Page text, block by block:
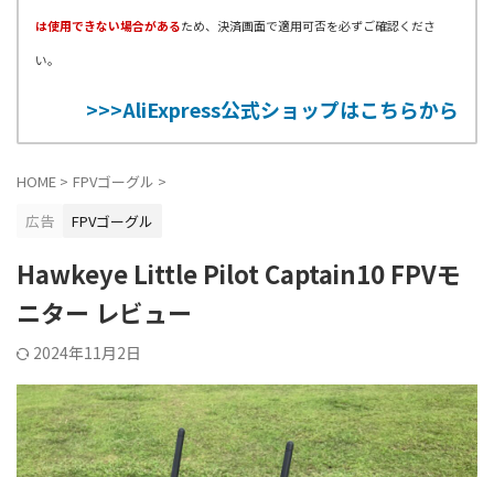
は使用できない場合があるため、決済画面で適用可否を必ずご確認くださ
い。
>>>AliExpress公式ショップはこちらから
HOME > FPVゴーグル >
広告
FPVゴーグル
Hawkeye Little Pilot Captain10 FPVモ
ニター レビュー
2024年11月2日